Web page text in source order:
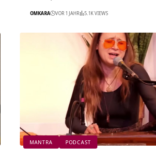
OMKARA VOR 1 JAHR 5.1K VIEWS
MANTRA PODCAST